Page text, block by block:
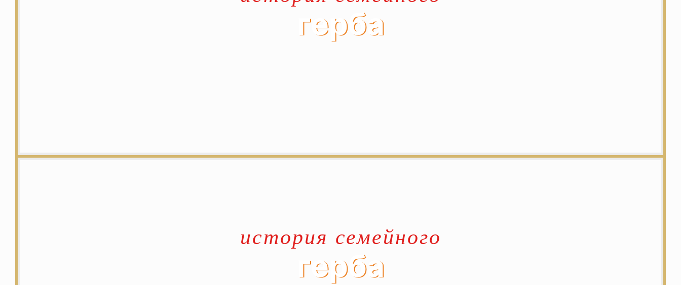
герба
история семейного
герба